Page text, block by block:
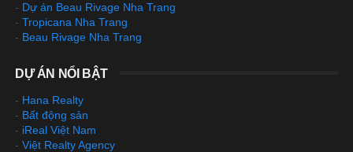
- Dự án Beau Rivage Nha Trang
- Tropicana Nha Trang
- Beau Rivage Nha Trang
DỰ ÁN NỔI BẬT
- Hana Realty
- Bất động sản
- iReal Việt Nam
- Việt Realty Agency